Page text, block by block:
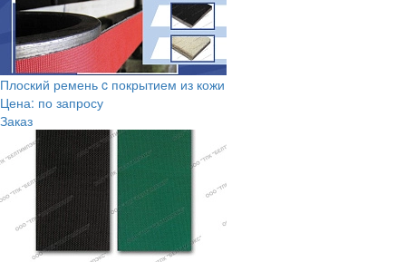
Плоский ремень c покрытием из кожи
Цена: по запросу
Заказ